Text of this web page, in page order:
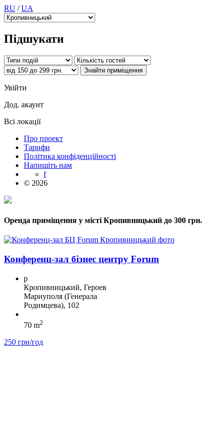
RU /UA
Підшукати
Увійти
Дод. акаунт
Всі локації
Про проект
Тарифи
Політика конфіденційності
Напишіть нам
f
© 2026
Оренда приміщення у місті Кропивницький до 300 грн.
Конференц-зал бізнес центру Forum
p
Кропивницький, Героев
Мариуполя (Генерала
Родимцева), 102
70 m2
250 грн/год